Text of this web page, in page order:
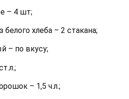
– 4 шт;
белого хлеба – 2 стакана;
– по вкусу;
– 1,5 ч.л.;